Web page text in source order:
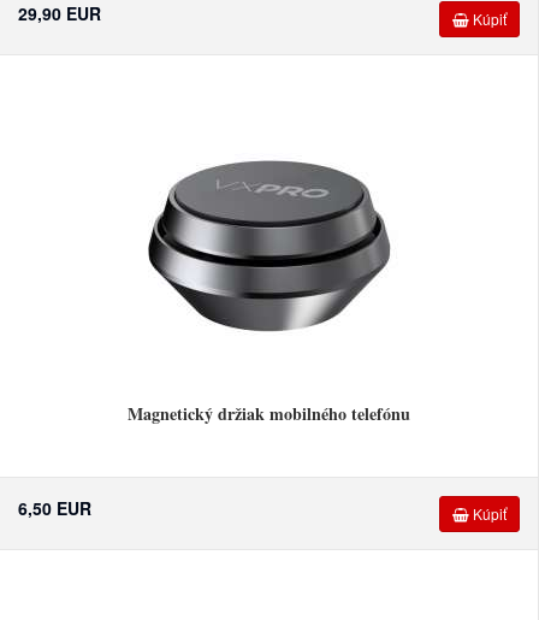
Kúpiť
29,90 EUR
Magnetický držiak mobilného telefónu
Kúpiť
6,50 EUR